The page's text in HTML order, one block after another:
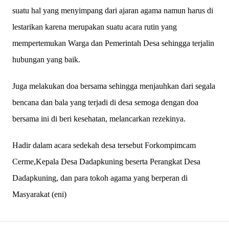
suatu hal yang menyimpang dari ajaran agama namun harus di
lestarikan karena merupakan suatu acara rutin yang
mempertemukan Warga dan Pemerintah Desa sehingga terjalin
hubungan yang baik.
Juga melakukan doa bersama sehingga menjauhkan dari segala
bencana dan bala yang terjadi di desa semoga dengan doa
bersama ini di beri kesehatan, melancarkan rezekinya.
Hadir dalam acara sedekah desa tersebut Forkompimcam
Cerme,Kepala Desa Dadapkuning beserta Perangkat Desa
Dadapkuning, dan para tokoh agama yang berperan di
Masyarakat (eni)